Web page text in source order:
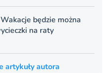
będzie można
na raty
artykuły autora